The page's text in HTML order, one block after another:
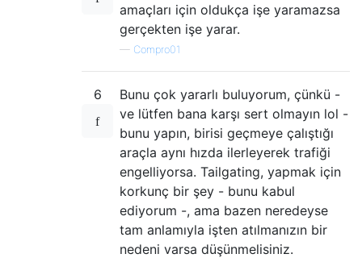
amaçları için oldukça işe yaramazsa
gerçekten işe yarar.
— Compro01
6
Bunu çok yararlı buluyorum, çünkü -
ve lütfen bana karşı sert olmayın lol -
bunu yapın, birisi geçmeye çalıştığı
araçla aynı hızda ilerleyerek trafiği
engelliyorsa. Tailgating, yapmak için
korkunç bir şey - bunu kabul
ediyorum -, ama bazen neredeyse
tam anlamıyla işten atılmanızın bir
nedeni varsa düşünmelisiniz.